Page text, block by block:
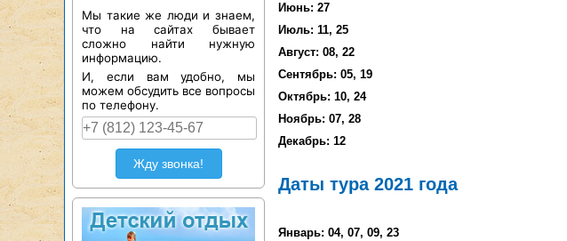
Мы такие же люди и знаем,
что на сайтах бывает
сложно найти нужную
информацию.
И, если вам удобно, мы
можем обсудить все вопросы
по телефону.
Жду звонка!
Июнь: 27
Июль: 11, 25
Август: 08, 22
Сентябрь: 05, 19
Октябрь: 10, 24
Ноябрь: 07, 28
Декабрь: 12
Даты тура 2021 года
Январь: 04, 07, 09, 23